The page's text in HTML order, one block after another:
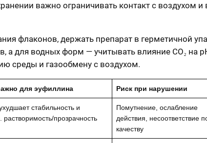
важно ограничивать контакт с воздухом
флаконов, держать препарат в герметичной
для водных форм — учитывать влияние CO₂ на
среды и газообмену с воздухом.
для эуфиллина Риск при нарушении
стабильность и
растворимость/прозрачность
Помутнение, ослабление
действия, несоответствие
качеству